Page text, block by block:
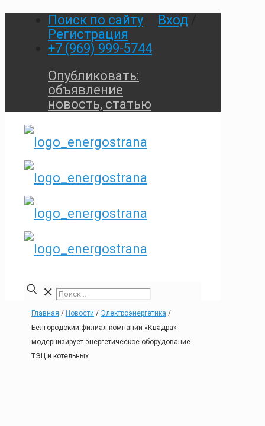
Поиск по сайту Вход
Регистрация
+7 (969) 999-5744
Опубликовать:
объявление
новость, статью
✕
Главная / Новости / Электроэнергетика /
Белгородский филиал компании «Квадра»
модернизирует энергетическое оборудование
ТЭЦ и котельных